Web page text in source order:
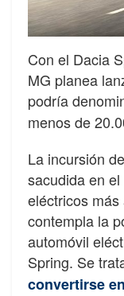
Con el Dacia
MG planea
podría
menos de
La incursión
sacudida en
eléctricos
contempla la
automóvil
Spring. Se
convertirse